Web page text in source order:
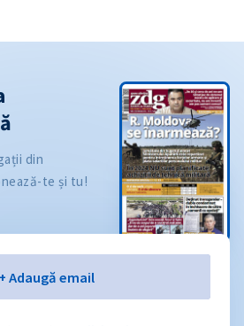
din
te și tu!
+ Adaugă email